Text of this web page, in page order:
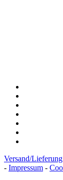
Versand/Lieferung
- Impressum -